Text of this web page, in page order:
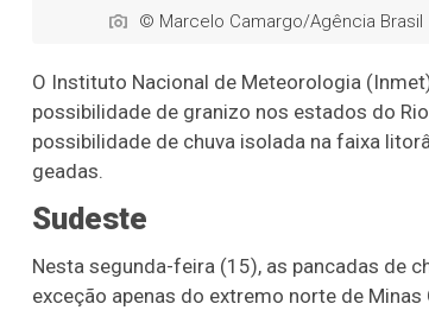
© Marcelo Camargo/Agência Brasil
O Instituto Nacional de Meteorologia
possibilidade de granizo nos estados do
possibilidade de chuva isolada na faixa
geadas.
Sudeste
Nesta segunda-feira (15), as pancadas de
exceção apenas do extremo norte de